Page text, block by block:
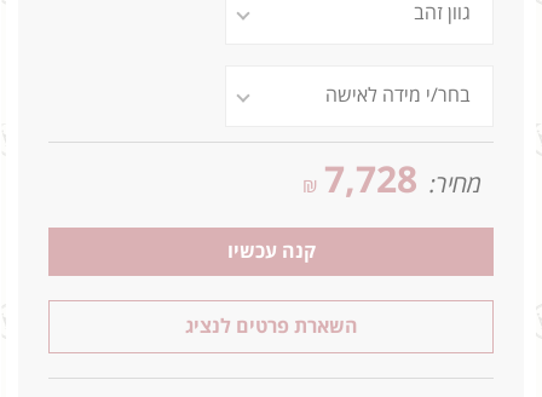
מחיר: 7,728
₪
קנה עכשיו
השארת פרטים לנציג